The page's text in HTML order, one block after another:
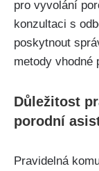
pro vyvolání
konzultaci s
poskytnout
metody vhodné
Důležitost
porodní
Pravidelná‍